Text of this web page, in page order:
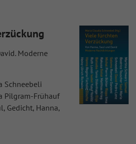
Moderne
Schneebeli
Pilgram-Frühauf
Gedicht, Hanna,